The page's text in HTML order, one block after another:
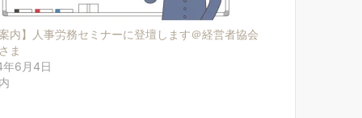
内】人事労務セミナーに登壇します＠経営者協会
ま
6月4日